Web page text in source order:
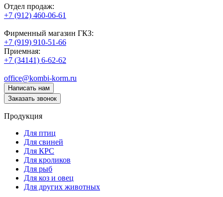
Отдел продаж:
+7 (912) 460-06-61
Фирменный магазин ГКЗ:
+7 (919) 910-51-66
Приемная:
+7 (34141) 6-62-62
office@kombi-korm.ru
Написать нам
Заказать звонок
Продукция
Для птиц
Для свиней
Для КРС
Для кроликов
Для рыб
Для коз и овец
Для других животных